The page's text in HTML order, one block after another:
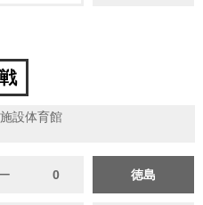
設体育館
ー 0 徳島